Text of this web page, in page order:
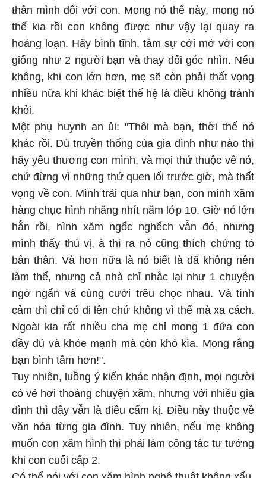
thân mình đối với con. Mong nó thế này, mong nó
thế kia rồi con không được như vậy lại quay ra
hoảng loạn. Hãy bình tĩnh, tâm sự cởi mở với con
giống như 2 người bạn và thay đổi góc nhìn. Nếu
không, khi con lớn hơn, mẹ sẽ còn phải thất vọng
nhiều nữa khi khác biệt thế hệ là điều không tránh
khỏi.
Một phụ huynh an ủi: "Thôi mà bạn, thời thế nó
khác rồi. Dù truyền thống của gia đình như nào thì
hãy yêu thương con mình, và mọi thứ thuộc về nó,
chứ đừng vì những thứ quen lối trước giờ, mà thất
vọng về con. Mình trải qua như bạn, con mình xăm
hàng chục hình nhăng nhít năm lớp 10. Giờ nó lớn
hẳn rồi, hình xăm ngốc nghếch vẫn đó, nhưng
mình thấy thú vị, à thì ra nó cũng thích chứng tỏ
bản thân. Và hơn nữa là nó biết là đã không nên
làm thế, nhưng cả nhà chỉ nhắc lại như 1 chuyện
ngớ ngẩn và cùng cười trêu chọc nhau. Và tình
cảm thì chỉ có đi lên chứ không vì thế mà xa cách.
Ngoài kia rất nhiều cha mẹ chỉ mong 1 đứa con
đầy đủ và khỏe mạnh mà còn khó kìa. Mong rằng
bạn bình tâm hơn!".
Tuy nhiên, luồng ý kiến khác nhận định, mọi người
có vẻ hơi thoáng chuyện xăm, nhưng với nhiều gia
đình thì đây vẫn là điều cấm kị. Điều này thuộc về
văn hóa từng gia đình. Tuy nhiên, nếu mẹ không
muốn con xăm hình thì phải làm công tác tư tưởng
khi con cuối cấp 2.